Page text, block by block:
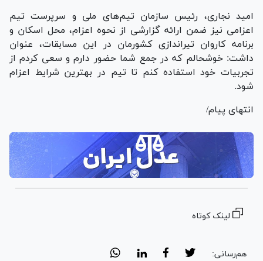
امید نجاری، رئیس سازمان تیم‌های ملی و سرپرست تیم
اعزامی نیز ضمن ارائه گزارشی از نحوه اعزام، محل اسکان و
برنامه کاروان تیراندازی کشورمان در این مسابقات، عنوان
داشت: خوشحالم که در جمع شما حضور دارم و سعی کردم از
تجربیات خود استفاده کنم تا تیم در بهترین شرایط اعزام
شود.
انتهای پیام/
لینک کوتاه
هم‌رسانی: